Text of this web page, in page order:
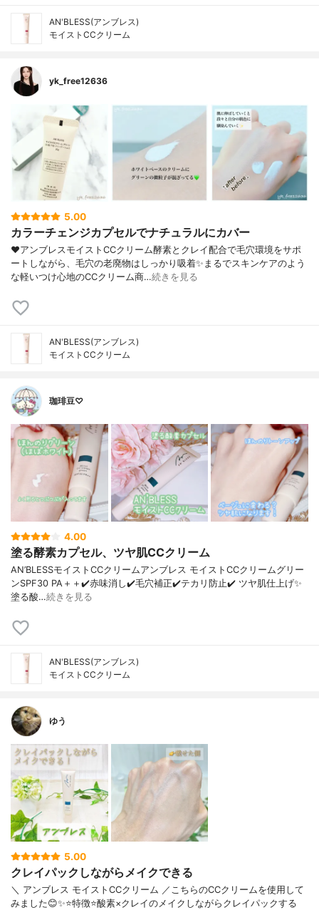
AN'BLESS(アンブレス)
モイストCCクリーム
yk_free12636
5.00
カラーチェンジカプセルでナチュラルにカバー
❤︎アンブレスモイストCCクリーム酵素とクレイ配合で毛穴環境をサポ
ートしながら、毛穴の老廃物はしっかり吸着✨まるでスキンケアのよう
な軽いつけ心地のCCクリーム商…続きを見る
AN'BLESS(アンブレス)
モイストCCクリーム
珈琲豆♡
4.00
塗る酵素カプセル、ツヤ肌CCクリーム
AN’BLESSモイストCCクリームアンブレス モイストCCクリームグリー
ンSPF30 PA＋＋✔️赤味消し✔️毛穴補正✔️テカリ防止✔️ ツヤ肌仕上げ✨
塗る酸…続きを見る
AN'BLESS(アンブレス)
モイストCCクリーム
ゆう
5.00
クレイパックしながらメイクできる
＼ アンブレス モイストCCクリーム ／こちらのCCクリームを使用して
みました😊✨⭐️特徴⭐️酸素×クレイのメイクしながらクレイパックする